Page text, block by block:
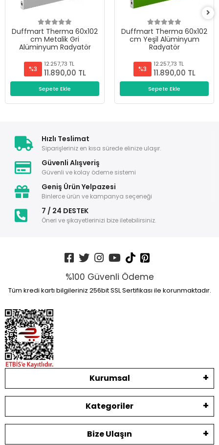
Duffmart Therma 60x102
cm Metalik Gri
Alüminyum Radyatör
%3
12.257,73 TL
11.890,00 TL
Sepete Ekle
Duffmart Therma 60x102
cm Yeşil Alüminyum
Radyatör
%3
12.257,73 TL
11.890,00 TL
Sepete Ekle
Hızlı Teslimat
Siparişleriniz en kısa sürede elinize ulaşır.
Güvenli Alışveriş
Güvenli ve kolay ödeme sistemi
Geniş Ürün Yelpazesi
Binlerce ürün ve kampanya seçeneği
7 / 24 DESTEK
Öneri ve şikayetlerinizi bize iletebilirsiniz.
%100 Güvenli Ödeme
Tüm kredi kartı bilgileriniz 256bit SSL Sertifikası ile korunmaktadır.
Kurumsal
Kategoriler
Bize Ulaşın